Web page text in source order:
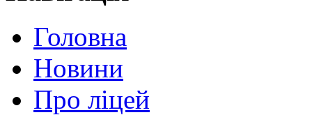
Головна
Новини
Про ліцей